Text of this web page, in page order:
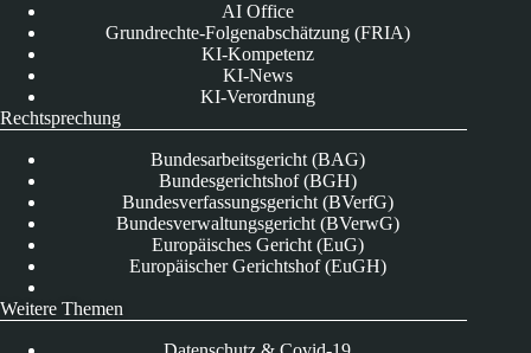
AI Office
Grundrechte-Folgenabschätzung (FRIA)
KI-Kompetenz
KI-News
KI-Verordnung
Rechtsprechung
Bundesarbeitsgericht (BAG)
Bundesgerichtshof (BGH)
Bundesverfassungsgericht (BVerfG)
Bundesverwaltungsgericht (BVerwG)
Europäisches Gericht (EuG)
Europäischer Gerichtshof (EuGH)
Weitere Themen